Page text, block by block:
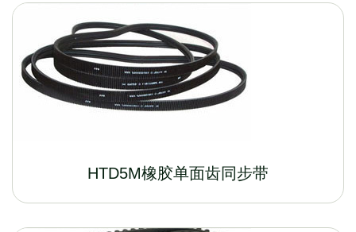
HTD5M橡胶单面齿同步带